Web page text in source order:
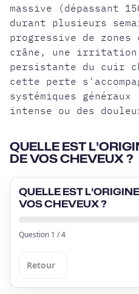
massive (dépassant
durant plusieurs
progressive de
crâne, une irritation
persistante du cuir
cette perte
systémiques
intense ou des
QUELLE EST
DE VOS CHEVEUX ?
QUELLE EST
VOS CHEVEUX ?
Question 1 /4
Retour